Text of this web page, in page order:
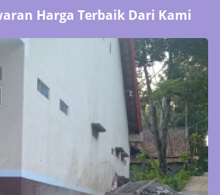
Harga Terbaik Dari Kami